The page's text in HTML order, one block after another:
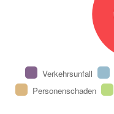
Verkehrsunfall
Personenschaden